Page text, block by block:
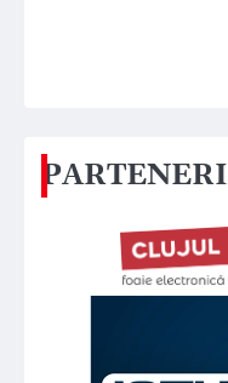
PARTENERI